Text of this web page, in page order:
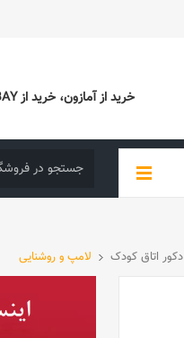
خرید از آمازون، خرید از EBAY، خرید از آدیداس (ADIDAS)، خرید از سایتهای خارجی
دکور اتاق کودک لامپ و روشنایی